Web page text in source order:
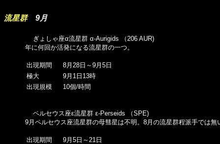
流星群9月
ぎょしゃ座α流星群 α-Aurigids （206 AUR)
年に何回か活発になる流星群の一つ。
出現期間
8月28日～9月5日
極大
9月1日13時
出現規模
10個/時間
ペルセウス座ε流星群 ε-Perseids （SPE)
9月ペルセウス座流星群の母彗星は不明。8月の流星群程派手では
出現期間
9月5日～21日